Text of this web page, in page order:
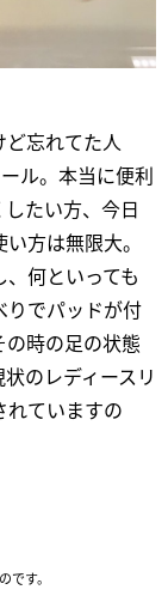
ど忘れてた人
ル。本当に便利
たい方、今日
方は無限大。
何といっても
りでパッドが付
の時の足の状態
のレディースリ
れていますの
です。